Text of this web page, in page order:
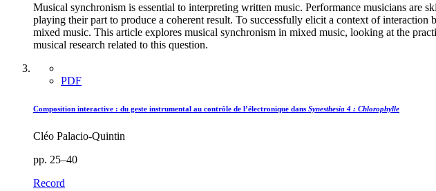
Musical synchronism is essential to interpreting written music. Performance musicians are
playing their part to produce a coherent result. To successfully elicit a context of
mixed music. This article explores musical synchronism in mixed music, looking at the
musical research related to this question.
PDF
Composition interactive : du geste instrumental au contrôle de l’électronique dans Synesthesia 4 : Chlorophylle
Cléo Palacio-Quintin
pp. 25–40
Record